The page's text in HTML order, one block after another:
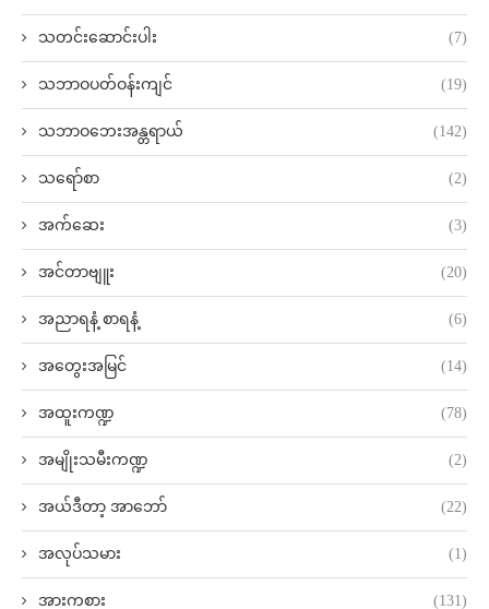
သတင်းဆောင်းပါး (7)
သဘာဝပတ်ဝန်းကျင် (19)
သဘာဝဘေးအန္တရာယ် (142)
သရော်စာ (2)
အက်ဆေး (3)
အင်တာဗျူး (20)
အညာရနံ့ စာရနံ့ (6)
အတွေးအမြင် (14)
အထူးကဏ္ဍ (78)
အမျိုးသမီးကဏ္ဍ (2)
အယ်ဒီတာ့ အာဘော် (22)
အလုပ်သမား (1)
အားကစား (131)